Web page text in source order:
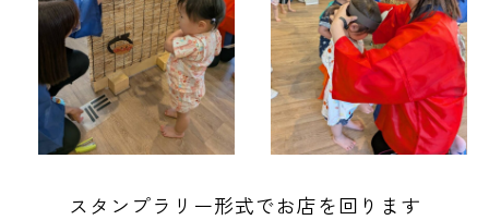
スタンプラリー形式でお店を回ります